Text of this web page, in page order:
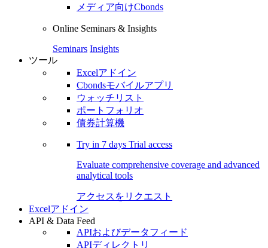
メディア向けCbonds
Online Seminars & Insights
Seminars Insights
ツール
Excelアドイン
Cbondsモバイルアプリ
ウォッチリスト
ポートフォリオ
債券計算機
Try in 7 days Trial access
Evaluate comprehensive coverage and advanced
analytical tools
アクセスをリクエスト
Excelアドイン
API & Data Feed
APIおよびデータフィード
APIディレクトリ